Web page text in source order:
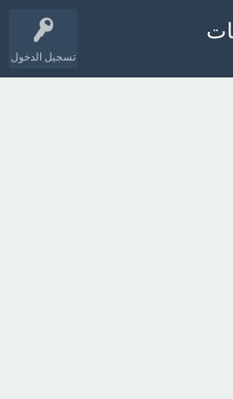
تسجيل الدخول